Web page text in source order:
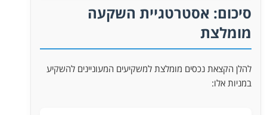
סיכום: אסטרטגיית השקעה
מומלצת
להלן הקצאת נכסים מומלצת למשקיעים המעוניינים להשקיע
במניות אלו: